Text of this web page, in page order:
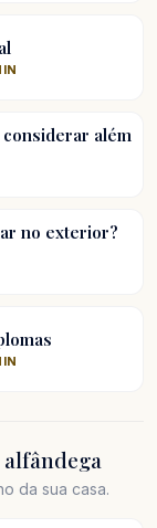
além
no exterior?
da sua casa.